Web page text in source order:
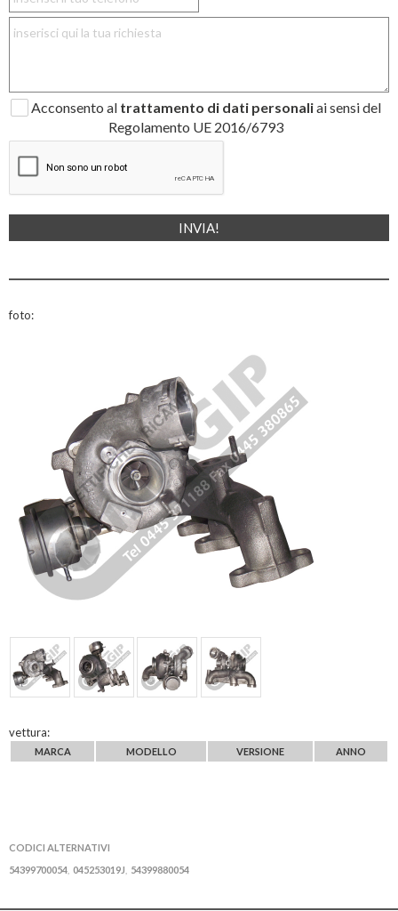
Acconsento al trattamento di dati personaliai sensi del
Regolamento UE 2016/6793
foto:
vettura:
MARCA MODELLO VERSIONE ANNO
CODICI ALTERNATIVI
54399700054 045253019J 54399880054